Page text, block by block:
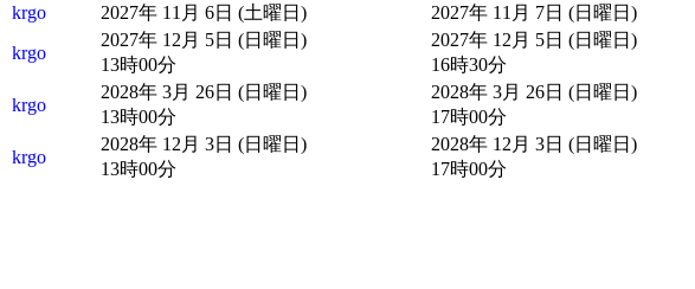
krgo
2027年 11月 6日 (土曜日) 2027年 11月 7日 (日曜日)
krgo
2027年 12月 5日 (日曜日)
13時00分
2027年 12月 5日 (日曜日)
16時30分
krgo
2028年 3月 26日 (日曜日)
13時00分
2028年 3月 26日 (日曜日)
17時00分
krgo
2028年 12月 3日 (日曜日)
13時00分
2028年 12月 3日 (日曜日)
17時00分